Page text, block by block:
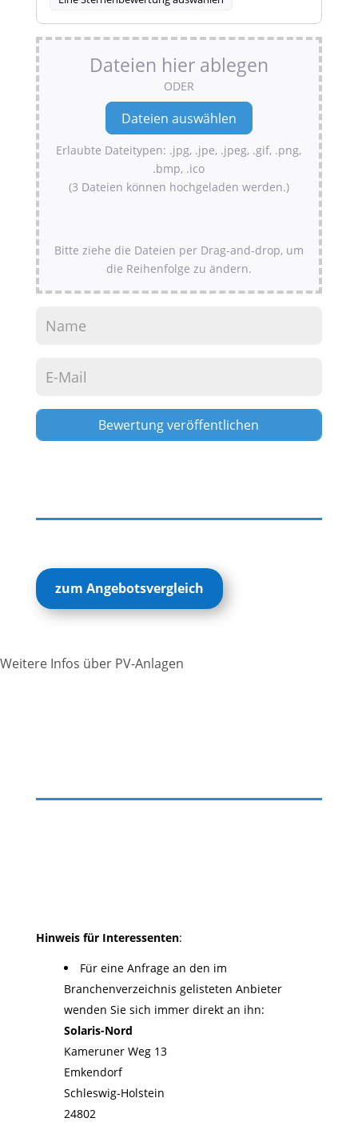
Dateien hier ablegen
ODER
Erlaubte Dateitypen: .jpg, .jpe, .jpeg, .gif, .png,
.bmp, .ico
(3 Dateien können hochgeladen werden.)
Bitte ziehe die Dateien per Drag-and-drop, um
die Reihenfolge zu ändern.
zum Angebotsvergleich
Weitere Infos über PV-Anlagen
Hinweis für Interessenten:
Für eine Anfrage an den im
Branchenverzeichnis gelisteten Anbieter
wenden Sie sich immer direkt an ihn:
Solaris-Nord
Kameruner Weg 13
Emkendorf
Schleswig-Holstein
24802